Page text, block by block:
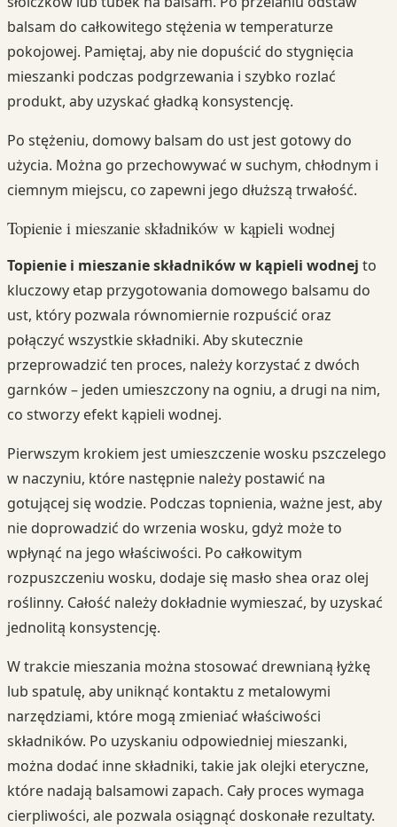
balsam do całkowitego stężenia w temperaturze
pokojowej. Pamiętaj, aby nie dopuścić do stygnięcia
mieszanki podczas podgrzewania i szybko rozlać
produkt, aby uzyskać gładką konsystencję.
Po stężeniu, domowy balsam do ust jest gotowy do
użycia. Można go przechowywać w suchym, chłodnym i
ciemnym miejscu, co zapewni jego dłuższą trwałość.
Topienie i mieszanie składników w kąpieli wodnej
Topienie i mieszanie składników w kąpieli wodnej to
kluczowy etap przygotowania domowego balsamu do
ust, który pozwala równomiernie rozpuścić oraz
połączyć wszystkie składniki. Aby skutecznie
przeprowadzić ten proces, należy korzystać z dwóch
garnków – jeden umieszczony na ogniu, a drugi na nim,
co stworzy efekt kąpieli wodnej.
Pierwszym krokiem jest umieszczenie wosku pszczelego
w naczyniu, które następnie należy postawić na
gotującej się wodzie. Podczas topnienia, ważne jest, aby
nie doprowadzić do wrzenia wosku, gdyż może to
wpłynąć na jego właściwości. Po całkowitym
rozpuszczeniu wosku, dodaje się masło shea oraz olej
roślinny. Całość należy dokładnie wymieszać, by uzyskać
jednolitą konsystencję.
W trakcie mieszania można stosować drewnianą łyżkę
lub spatulę, aby uniknąć kontaktu z metalowymi
narzędziami, które mogą zmieniać właściwości
składników. Po uzyskaniu odpowiedniej mieszanki,
można dodać inne składniki, takie jak olejki eteryczne,
które nadają balsamowi zapach. Cały proces wymaga
cierpliwości, ale pozwala osiągnąć doskonałe rezultaty.